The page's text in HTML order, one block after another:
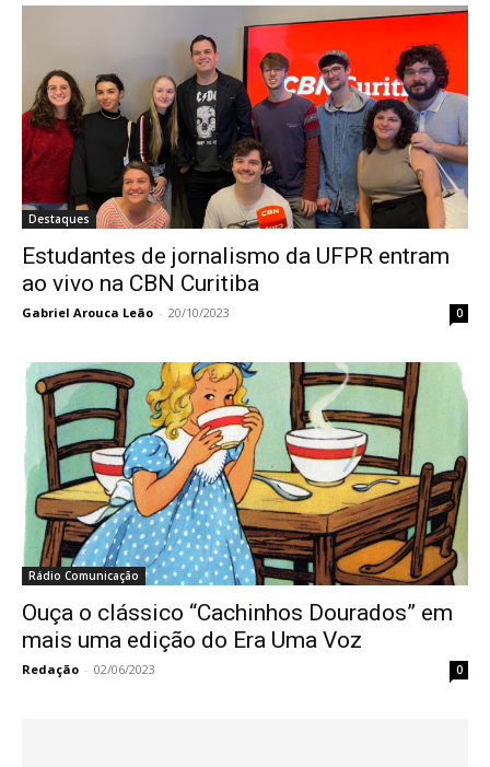
Destaques
Estudantes de jornalismo da UFPR entram
ao vivo na CBN Curitiba
Gabriel Arouca Leão - 20/10/2023 0
Rádio Comunicação
Ouça o clássico “Cachinhos Dourados” em
mais uma edição do Era Uma Voz
Redação - 02/06/2023 0